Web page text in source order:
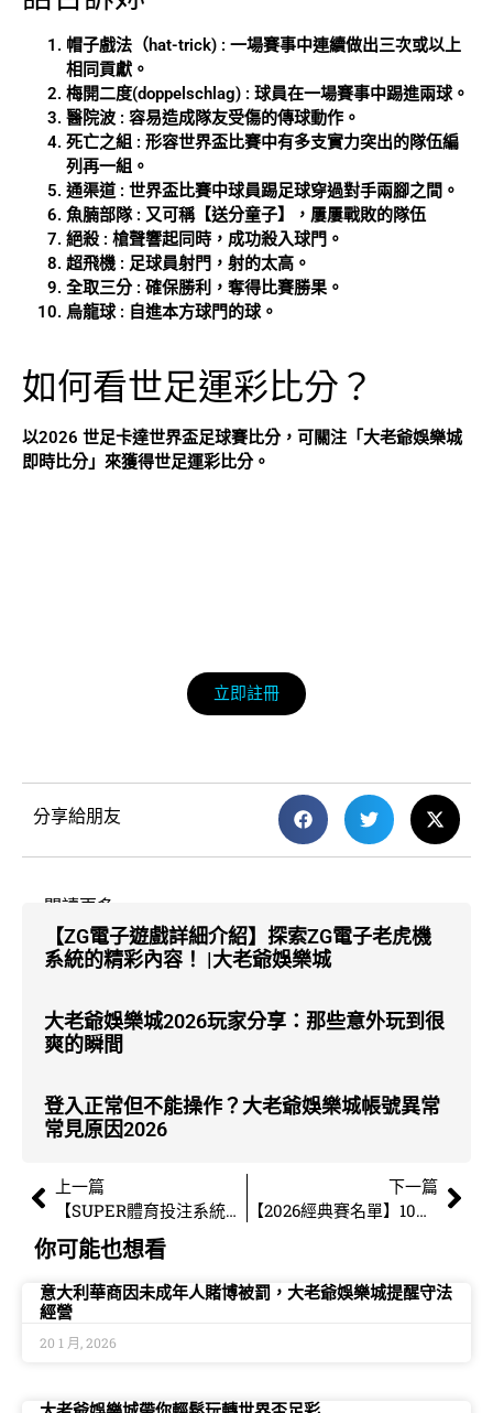
帽子戲法（hat-trick) : 一場賽事中連續做出三次或以上
相同貢獻。
梅開二度(doppelschlag) : 球員在一場賽事中踢進兩球。
醫院波 : 容易造成隊友受傷的傳球動作。
死亡之組 : 形容世界盃比賽中有多支實力突出的隊伍編
列再一組。
通渠道 : 世界盃比賽中球員踢足球穿過對手兩腳之間。
魚腩部隊 : 又可稱【送分童子】，屢屢戰敗的隊伍
絕殺 : 槍聲響起同時，成功殺入球門。
超飛機 : 足球員射門，射的太高。
全取三分 : 確保勝利，奪得比賽勝果。
烏龍球 : 自進本方球門的球。
如何看世足運彩比分？
以2026 世足卡達世界盃足球賽比分，可關注「大老爺娛樂城
即時比分」來獲得世足運彩比分。
分享給朋友
閱讀更多
【ZG電子遊戲詳細介紹】探索ZG電子老虎機
大老爺娛樂城2026玩家分享：那些意外玩到很
登入正常但不能操作？大老爺娛樂城帳號異常
上一篇
下一篇
你可能也想看
經營